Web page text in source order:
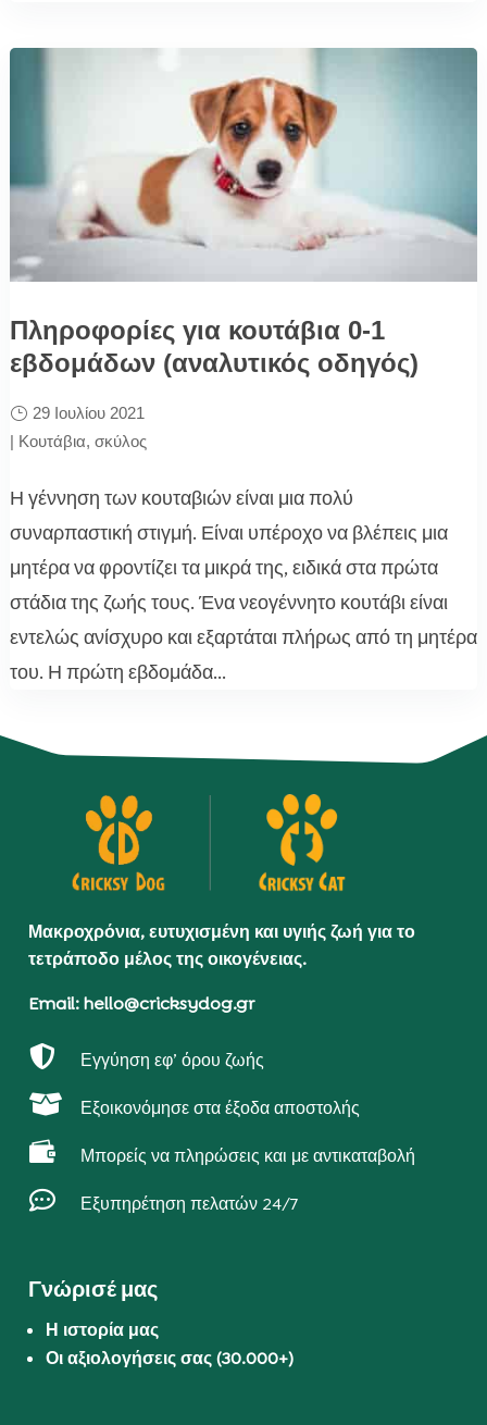
Πληροφορίες για κουτάβια 0-1
εβδομάδων (αναλυτικός οδηγός)
29 Ιουλίου 2021
| Κουτάβια, σκύλος
Η γέννηση των κουταβιών είναι μια πολύ
συναρπαστική στιγμή. Είναι υπέροχο να βλέπεις μια
μητέρα να φροντίζει τα μικρά της, ειδικά στα πρώτα
στάδια της ζωής τους. Ένα νεογέννητο κουτάβι είναι
εντελώς ανίσχυρο και εξαρτάται πλήρως από τη μητέρα
του. Η πρώτη εβδομάδα...
Μακροχρόνια, ευτυχισμένη και υγιής ζωή για το
τετράποδο μέλος της οικογένειας.
Email: hello@cricksydog.gr
 Εγγύηση εφ’ όρου ζωής
 Εξοικονόμησε στα έξοδα αποστολής
 Μπορείς να πληρώσεις και με αντικαταβολή
 Εξυπηρέτηση πελατών 24/7
Γνώρισέ μας
Η ιστορία μας
Οι αξιολογήσεις σας (30.000+)